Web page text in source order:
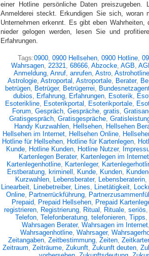
einer Hotline persönliche Daten
Anmelderei steckt. Erkundigen Sie sich, woran
Unternehmen erkennt. Es gibt eben
nieder gelogen werden, lesen Sie und
Erfahrungen.
Tags:0900, 0900 Hellsehen, 0900 Hotline,
Wahrsagen, 22321, 68666, Abzocke, AGB,
Anmeldung, Anruf, anrufen, Astro, Astrohotline
Astrologie, Astroportal , Astroportale, Berater,
betrügen, Betrüger, Betrügerrei,
dubios, Erfahrung, Erfahrungen, Esoterik,
Esoterikline, Esoterikportal , Esoterikportale,
Forum, Gespräch, Gespräche, gratis,
Gratisgespräch, Gratisgespräche,
Handy Kurzwahlen, Hellsehen, Hellsehen
Hellsehen im Internet, Hellsehen Online, Hellseher
Hotline für Hellsehen, Hotline für Kartenlegen,
Kunde, Hotline Kunden, Hotline Nutzer,
Kartenlegen Berater, Kartenlegen im Internet
Kartenlegenhotline, Kartenleger,
Erstberatung, kriminell , Kunde, Kunden,
Kurzwahlen, Lebensberater, Lebensberaterin,
Linearbeit, Linebetreiber, Lines, Linetätigkeit,
Online, Partnerrückführung,
Prepaid, Prepaid Hellsehen, Prepaid
registrieren, Registrierung, Ritual , Rituale, seriös
Telefon, Telefonberatung, telefonieren, Tipps,
Wahrsagen Berater, Wahrsagen im Internet
Wahrsagenhotline, Wahrsager,
Zeitangaben, Zeitbestimmung, Zeiten,
Zeitraum, Zeiträume, Zukunft, Zukunft deuten,